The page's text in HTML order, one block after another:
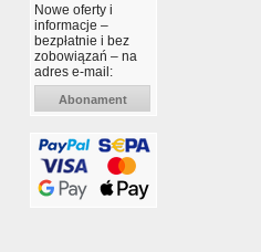
Nowe oferty i
informacje –
bezpłatnie i bez
zobowiązań – na
adres e-mail:
Abonament